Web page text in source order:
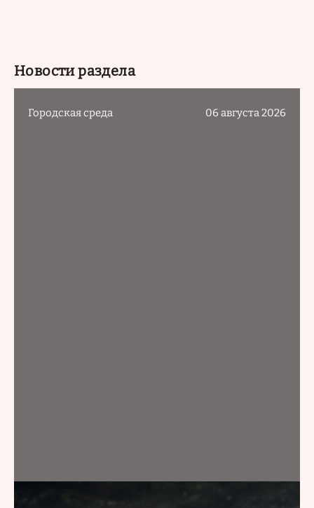
Новости раздела
Городская среда 06 августа 2026